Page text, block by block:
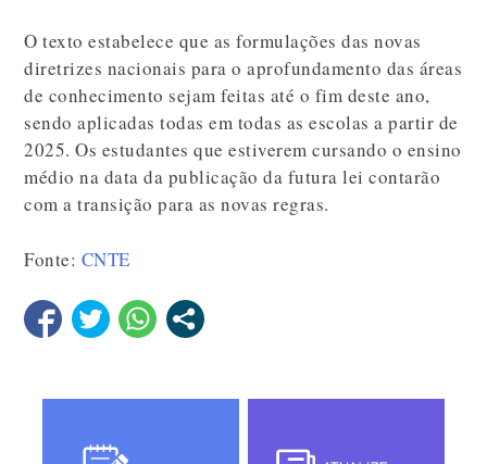
O texto estabelece que as formulações das novas
diretrizes nacionais para o aprofundamento das áreas
de conhecimento sejam feitas até o fim deste ano,
sendo aplicadas todas em todas as escolas a partir de
2025. Os estudantes que estiverem cursando o ensino
médio na data da publicação da futura lei contarão
com a transição para as novas regras.
Fonte: CNTE